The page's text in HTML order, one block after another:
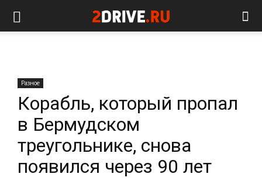
Разное
Корабль, который пропал
в Бермудском
треугольнике, снова
появился через 90 лет